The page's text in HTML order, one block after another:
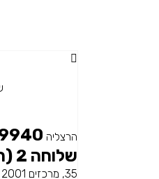
הרצליה
שלוחה 2 (חנות + זאפ)
35, מרכזים 2001 (כניסה D)